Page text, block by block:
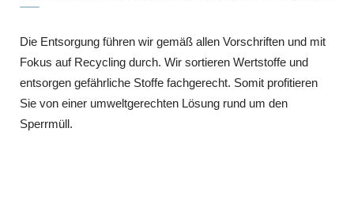
Die Entsorgung führen wir gemäß allen Vorschriften und mit
Fokus auf Recycling durch. Wir sortieren Wertstoffe und
entsorgen gefährliche Stoffe fachgerecht. Somit profitieren
Sie von einer umweltgerechten Lösung rund um den
Sperrmüll.